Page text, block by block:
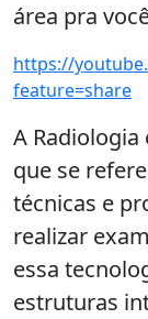
área pra
https://
feature=share
A
que se
técnicas e
realizar
essa
estruturas